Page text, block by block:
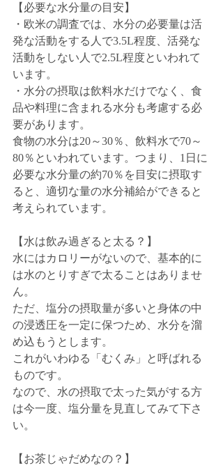
【必要な水分量の目安】
・欧米の調査では、水分の必要量は活
発な活動をする人で3.5L程度、活発な
活動をしない人で2.5L程度といわれて
います。
・水分の摂取は飲料水だけでなく、食
品や料理に含まれる水分も考慮する必
要があります。
食物の水分は20～30％、飲料水で70～
80％といわれています。つまり、1日に
必要な水分量の約70％を目安に摂取す
ると、適切な量の水分補給ができると
考えられています。
【水は飲み過ぎると太る？】
水にはカロリーがないので、基本的に
は水のとりすぎで太ることはありませ
ん。
ただ、塩分の摂取量が多いと身体の中
の浸透圧を一定に保つため、水分を溜
め込もうとします。
これがいわゆる「むくみ」と呼ばれる
ものです。
なので、水の摂取で太った気がする方
は今一度、塩分量を見直してみて下さ
い。
【お茶じゃだめなの？】